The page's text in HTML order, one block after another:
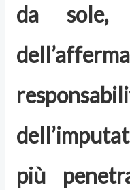
da sole,
più